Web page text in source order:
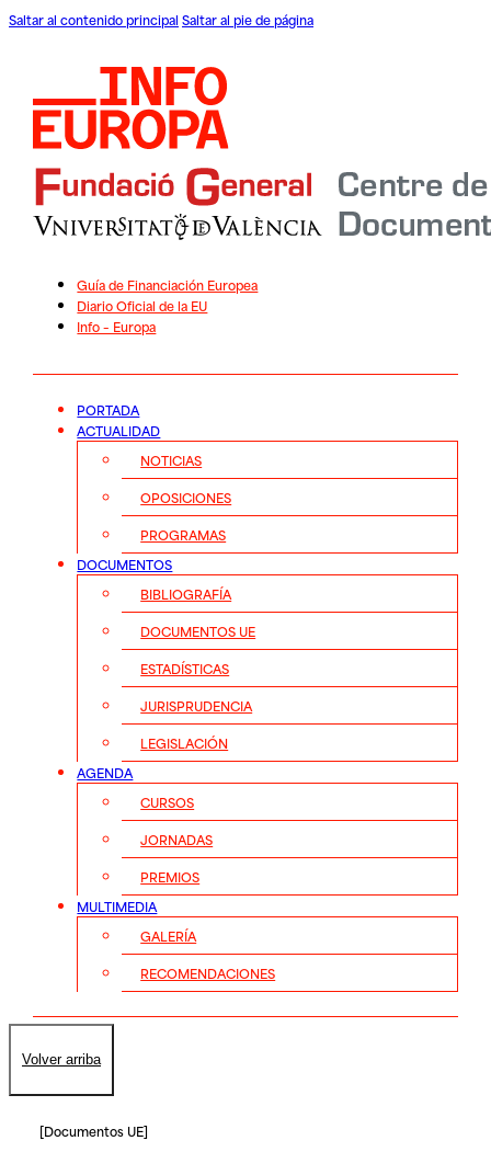
Saltar al contenido principal Saltar al pie de página
Guía de Financiación Europea
Diario Oficial de la EU
Info – Europa
PORTADA
ACTUALIDAD
NOTICIAS
OPOSICIONES
PROGRAMAS
DOCUMENTOS
BIBLIOGRAFÍA
DOCUMENTOS UE
ESTADÍSTICAS
JURISPRUDENCIA
LEGISLACIÓN
AGENDA
CURSOS
JORNADAS
PREMIOS
MULTIMEDIA
GALERÍA
RECOMENDACIONES
Volver arriba
[Documentos UE]